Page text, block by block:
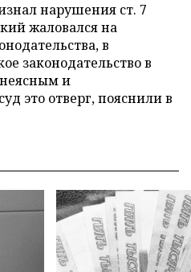
нарушения ст. 7
жаловался на
в
законодательство в
и
это отверг, пояснили в